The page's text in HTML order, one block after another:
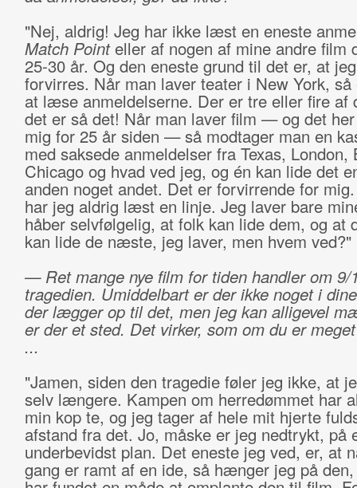
"Nej, aldrig! Jeg har ikke læst en eneste
Match Pointeller af nogen af mine andre film
25-30 år. Og den eneste grund til det er, at
forvirres. Når man laver teater i New York, så
at læse anmeldelserne. Der er tre eller fire af
det er så det! Når man laver film — og det
mig for 25 år siden — så modtager man en
med saksede anmeldelser fra Texas, London,
Chicago og hvad ved jeg, og én kan lide det
anden noget andet. Det er forvirrende for
har jeg aldrig læst en linje. Jeg laver bare
håber selvfølgelig, at folk kan lide dem, og at
kan lide de næste, jeg laver, men hvem ved?"
— Ret mange nye film for tiden handler om 9/
tragedien. Umiddelbart er der ikke noget i
der lægger op til det, men jeg kan alligevel
er der et sted. Det virker, som om du er
...
"Jamen, siden den tragedie føler jeg ikke, at
selv længere. Kampen om herredømmet har
min kop te, og jeg tager af hele mit hjerte
afstand fra det. Jo, måske er jeg nedtrykt, på
underbevidst plan. Det eneste jeg ved, er, at
gang er ramt af en ide, så hænger jeg på